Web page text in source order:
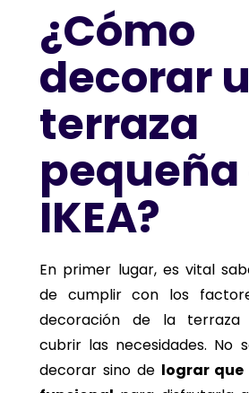
¿Cómo
decorar
terraza
pequeña
IKEA?
En primer lugar, es vital
de cumplir con los
decoración de la terraza
cubrir las necesidades. No
decorar sino de lograr que